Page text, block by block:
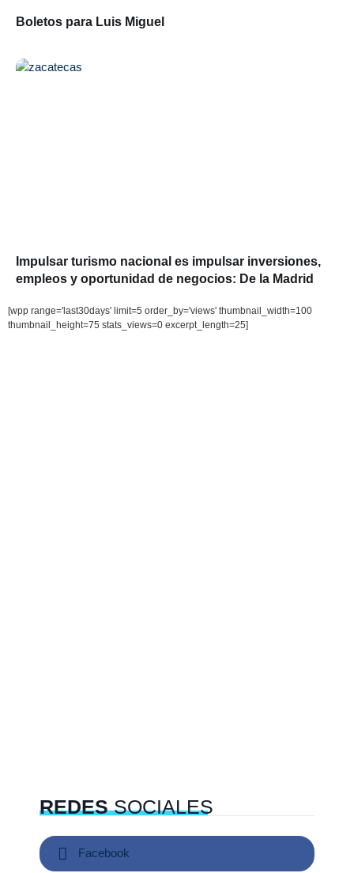
Boletos para Luis Miguel
Impulsar turismo nacional es impulsar inversiones,
empleos y oportunidad de negocios: De la Madrid
[wpp range='last30days' limit=5 order_by='views' thumbnail_width=100
thumbnail_height=75 stats_views=0 excerpt_length=25]
REDESSOCIALES
Facebook